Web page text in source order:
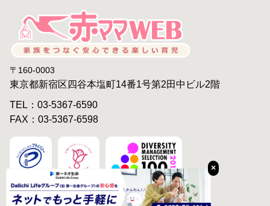
×
〒160-0003
東京都新宿区四谷本塩町14番1号第2田中ビル2階
TEL：03-5367-6590
FAX：03-5367-6598